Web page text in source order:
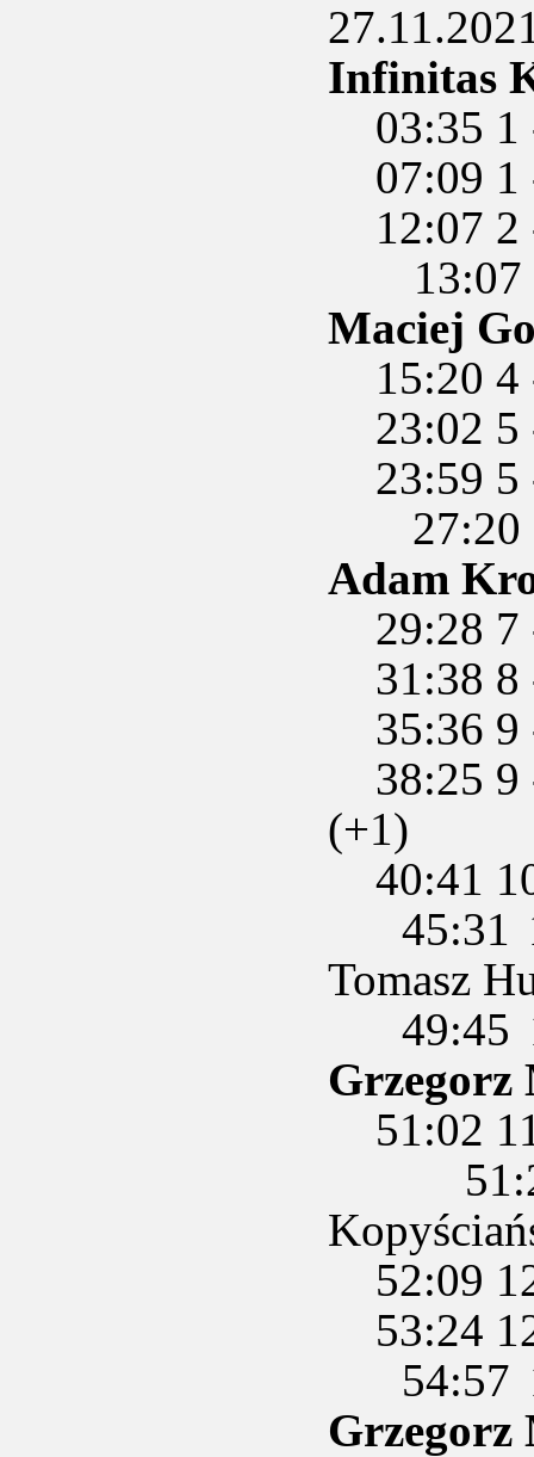
Infinitas
03:35 1
07:09 1
12:07 2
13:07
Maciej
15:20 4
23:02 5
23:59 5
27:20
Adam
29:28 7
31:38 8
35:36 9
38:25 9
(+1)
40:41
45:31
Tomasz
49:45
51:02
51:28
52:09
53:24
54:57